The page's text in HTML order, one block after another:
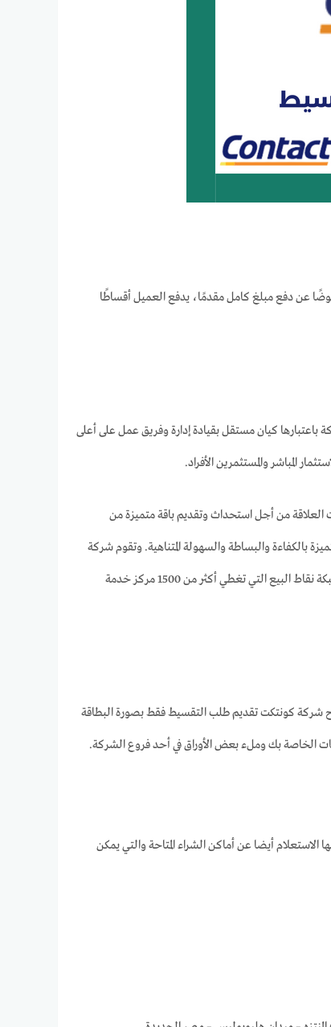
عن دفع مبلغ كامل مقدمًا، يدفع العميل أقساطًا
كيان مستقل بقيادة إدارة وفريق عمل على أعلى
المباشر والمستثمرين الأفراد.
العلاقة من أجل استحداث وتقديم باقة متميزة من
بالكفاءة والبساطة والسهولة المتناهية. وتقوم شركة
كونتكت بتقديم خدماتها المتنوعة من خلال 24 فرع رئيسي يغطي أنحاء الجمهورية، إلى جانب تواجدها من خلال شبكة نقاط البيع التي تغطي أكثر من 1500 مركز خدمة
كونتكت تقديم طلب التقسيط فقط بصورة البطاقة
الخاصة بك وملء بعض الأوراق في أحد فروع الشركة.
أيضا عن أماكن الشراء المتاحة والتي يمكن